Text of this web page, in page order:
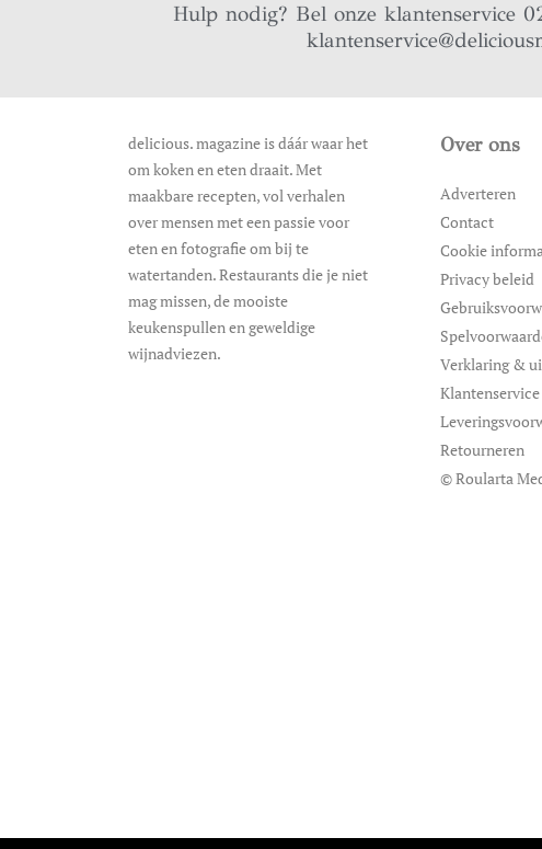
Hulp nodig? Bel onze klantenservice
delicious. magazine is dáár waar het
om koken en eten draait. Met
maakbare recepten, vol verhalen
over mensen met een passie voor
eten en fotografie om bij te
watertanden. Restaurants die je niet
mag missen, de mooiste
keukenspullen en geweldige
wijnadviezen.
Over ons
Adverteren
Contact
Cookie
Privacy beleid
Verklaring &
Klantenservice
Retourneren
© Roularta